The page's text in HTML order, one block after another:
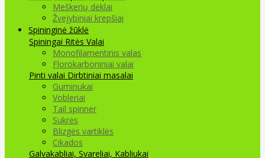
Meškerių dėklai
Žvejybiniai krepšiai
Spininginė žūklė
Spiningai Ritės Valai
Monofilamentinis valas
Florokarboniniai valai
Pinti valai Dirbtiniai masalai
Guminukai
Vobleriai
Tail spinner
Sukrės
Blizgės vartiklės
Cikados
Galvakabliai, Svareliai, Kabliukai